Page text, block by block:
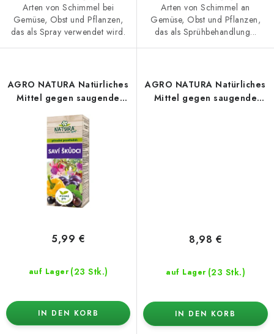
Arten von Schimmel bei
Gemüse, Obst und Pflanzen,
das als Spray verwendet wird.
Arten von Schimmel an
Gemüse, Obst und Pflanzen,
das als Sprühbehandlung...
AGRO NATURA Natürliches
Mittel gegen saugende
Insekten 100 ml, Konzentrat
auf Lager (23 Stk.)
5,99 €
IN DEN KORB
AGRO NATURA Natürliches
Mittel gegen saugende
auf Lager (23 Stk.)
8,98 €
IN DEN KORB